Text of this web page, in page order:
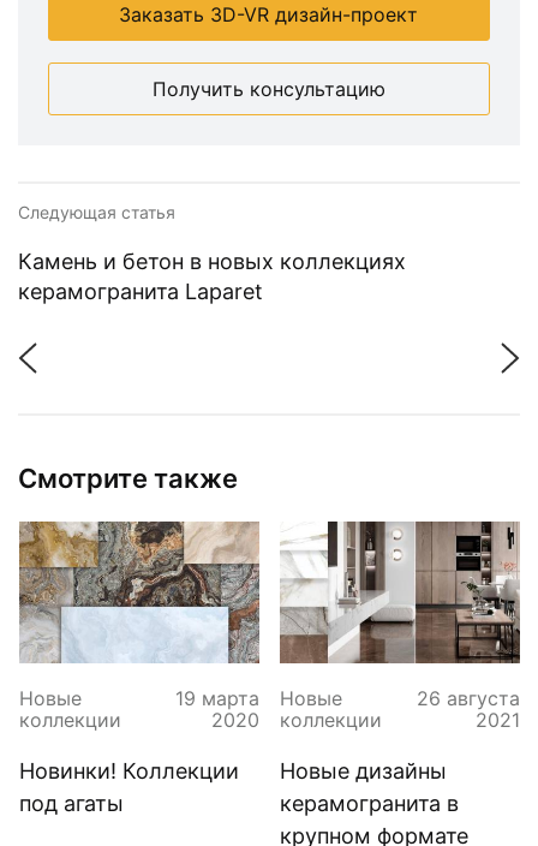
Заказать 3D-VR дизайн-проект
Получить консультацию
Следующая статья
Камень и бетон в новых коллекциях
керамогранита Laparet
Смотрите также
Новые
коллекции
19 марта
2020
Новинки! Коллекции
под агаты
Новые
коллекции
26 августа
2021
Новые дизайны
керамогранита в
крупном формате